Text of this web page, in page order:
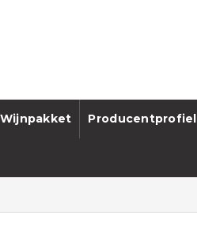
Wijnpakket Producentprofiel